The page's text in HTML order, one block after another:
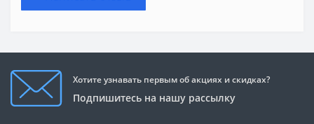
Хотите узнавать первым об акциях и скидках?
Подпишитесь на нашу рассылку